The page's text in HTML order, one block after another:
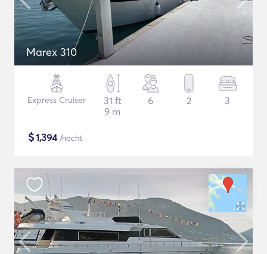
Marex 310
Express Cruiser
31 ft
9 m
6 2 3
$1,394/nacht